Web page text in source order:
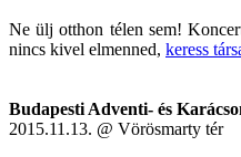
Ne ülj otthon télen sem!
nincs kivel elmenned, keress
Budapesti Adventi- és
2015.11.13. @ Vörösmarty tér